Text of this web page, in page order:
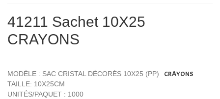
41211 Sachet 10X25
CRAYONS
MODÈLE : SAC CRISTAL DÉCORÉS 10X25 (PP) CRAYONS
TAILLE: 10X25CM
UNITÉS/PAQUET : 1000